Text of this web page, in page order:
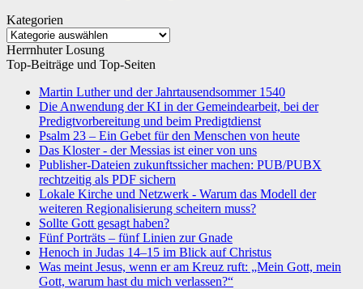
Kategorien
Kategorien
Herrnhuter Losung
Top-Beiträge und Top-Seiten
Martin Luther und der Jahrtausendsommer 1540
Die Anwendung der KI in der Gemeindearbeit, bei der
Predigtvorbereitung und beim Predigtdienst
Psalm 23 – Ein Gebet für den Menschen von heute
Das Kloster - der Messias ist einer von uns
Publisher-Dateien zukunftssicher machen: PUB/PUBX
rechtzeitig als PDF sichern
Lokale Kirche und Netzwerk - Warum das Modell der
weiteren Regionalisierung scheitern muss?
Sollte Gott gesagt haben?
Fünf Porträts – fünf Linien zur Gnade
Henoch in Judas 14–15 im Blick auf Christus
Was meint Jesus, wenn er am Kreuz ruft: „Mein Gott, mein
Gott, warum hast du mich verlassen?“